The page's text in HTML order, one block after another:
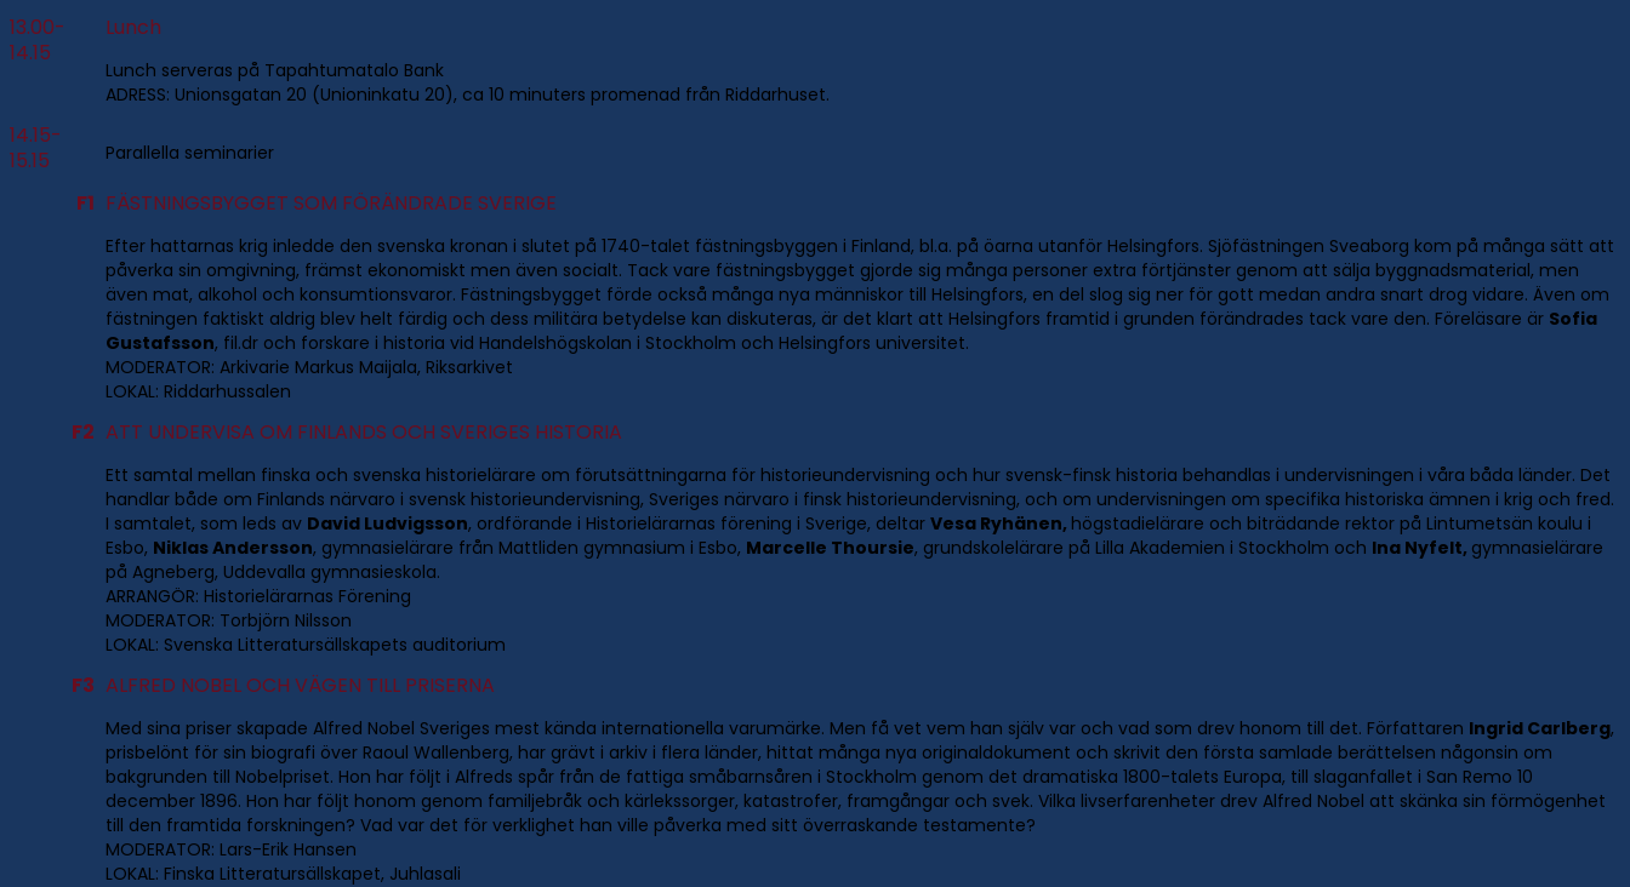
13.00-
14.15
Lunch
Lunch serveras på Tapahtumatalo Bank
ADRESS: Unionsgatan 20 (Unioninkatu 20), ca 10 minuters promenad från Riddarhuset.
14.15-
15.15
Parallella seminarier
F1 FÄSTNINGSBYGGET SOM FÖRÄNDRADE SVERIGE
Efter hattarnas krig inledde den svenska kronan i slutet på 1740-talet fästningsbyggen i Finland, bl.a. på öarna utanför Helsingfors. Sjöfästningen Sveaborg kom på många sätt att
påverka sin omgivning, främst ekonomiskt men även socialt. Tack vare fästningsbygget gjorde sig många personer extra förtjänster genom att sälja byggnadsmaterial, men
även mat, alkohol och konsumtionsvaror. Fästningsbygget förde också många nya människor till Helsingfors, en del slog sig ner för gott medan andra snart drog vidare. Även om
fästningen faktiskt aldrig blev helt färdig och dess militära betydelse kan diskuteras, är det klart att Helsingfors framtid i grunden förändrades tack vare den. Föreläsare är Sofia
Gustafsson, fil.dr och forskare i historia vid Handelshögskolan i Stockholm och Helsingfors universitet.
MODERATOR: Arkivarie Markus Maijala, Riksarkivet
LOKAL: Riddarhussalen
F2 ATT UNDERVISA OM FINLANDS OCH SVERIGES HISTORIA
Ett samtal mellan finska och svenska historielärare om förutsättningarna för historieundervisning och hur svensk-finsk historia behandlas i undervisningen i våra båda länder. Det
handlar både om Finlands närvaro i svensk historieundervisning, Sveriges närvaro i finsk historieundervisning, och om undervisningen om specifika historiska ämnen i krig och fred.
I samtalet, som leds av David Ludvigsson, ordförande i Historielärarnas förening i Sverige, deltar Vesa Ryhänen, högstadielärare och biträdande rektor på Lintumetsän koulu i
Esbo, Niklas Andersson, gymnasielärare från Mattliden gymnasium i Esbo, Marcelle Thoursie, grundskolelärare på Lilla Akademien i Stockholm och Ina Nyfelt, gymnasielärare
på Agneberg, Uddevalla gymnasieskola.
ARRANGÖR: Historielärarnas Förening
MODERATOR: Torbjörn Nilsson
LOKAL: Svenska Litteratursällskapets auditorium
F3 ALFRED NOBEL OCH VÄGEN TILL PRISERNA
Med sina priser skapade Alfred Nobel Sveriges mest kända internationella varumärke. Men få vet vem han själv var och vad som drev honom till det. Författaren Ingrid Carlberg,
prisbelönt för sin biografi över Raoul Wallenberg, har grävt i arkiv i flera länder, hittat många nya originaldokument och skrivit den första samlade berättelsen någonsin om
bakgrunden till Nobelpriset. Hon har följt i Alfreds spår från de fattiga småbarnsåren i Stockholm genom det dramatiska 1800-talets Europa, till slaganfallet i San Remo 10
december 1896. Hon har följt honom genom familjebråk och kärlekssorger, katastrofer, framgångar och svek. Vilka livserfarenheter drev Alfred Nobel att skänka sin förmögenhet
till den framtida forskningen? Vad var det för verklighet han ville påverka med sitt överraskande testamente?
MODERATOR: Lars-Erik Hansen
LOKAL: Finska Litteratursällskapet, Juhlasali